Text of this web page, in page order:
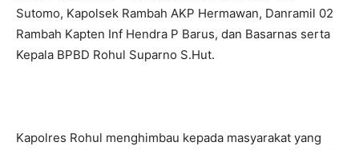
Sutomo, Kapolsek Rambah AKP Hermawan, Danramil 02
Rambah Kapten Inf Hendra P Barus, dan Basarnas serta
Kepala BPBD Rohul Suparno S.Hut.
Kapolres Rohul menghimbau kepada masyarakat yang